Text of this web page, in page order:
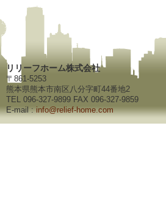
リリーフホーム株式会社
〒861-5253
熊本県熊本市南区八分字町44番地2
TEL 096-327-9899 FAX 096-327-9859
E-mail :info@relief-home.com